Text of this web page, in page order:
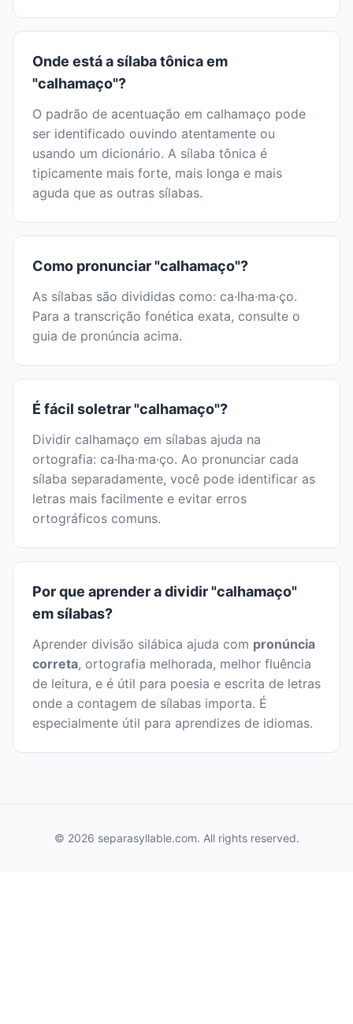
Onde está a sílaba tônica em
"calhamaço"?
O padrão de acentuação em calhamaço pode
ser identificado ouvindo atentamente ou
usando um dicionário. A sílaba tônica é
tipicamente mais forte, mais longa e mais
aguda que as outras sílabas.
Como pronunciar "calhamaço"?
As sílabas são divididas como: ca·lha·ma·ço.
Para a transcrição fonética exata, consulte o
guia de pronúncia acima.
É fácil soletrar "calhamaço"?
Dividir calhamaço em sílabas ajuda na
ortografia: ca·lha·ma·ço. Ao pronunciar cada
sílaba separadamente, você pode identificar as
letras mais facilmente e evitar erros
ortográficos comuns.
Por que aprender a dividir "calhamaço"
em sílabas?
Aprender divisão silábica ajuda com pronúncia
correta, ortografia melhorada, melhor fluência
de leitura, e é útil para poesia e escrita de letras
onde a contagem de sílabas importa. É
especialmente útil para aprendizes de idiomas.
© 2026 separasyllable.com. All rights reserved.